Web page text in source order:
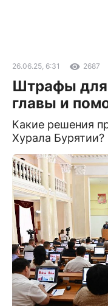
26.06.25, 6:31 2687
Штрафы для
главы и
Какие решения
Хурала Бурятии?